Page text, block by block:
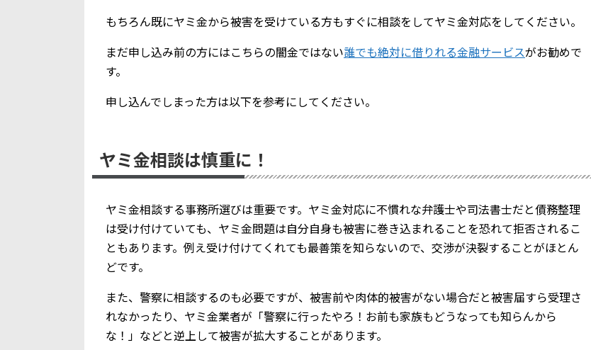
もちろん既にヤミ金から被害を受けている方もすぐに相談をしてヤミ金対応をしてください。
まだ申し込み前の方にはこちらの闇金ではない誰でも絶対に借りれる金融サービスがお勧めで
す。
申し込んでしまった方は以下を参考にしてください。
ヤミ金相談は慎重に！
ヤミ金相談する事務所選びは重要です。ヤミ金対応に不慣れな弁護士や司法書士だと債務整理
は受け付けていても、ヤミ金問題は自分自身も被害に巻き込まれることを恐れて拒否されるこ
ともあります。例え受け付けてくれても最善策を知らないので、交渉が決裂することがほとん
どです。
また、警察に相談するのも必要ですが、被害前や肉体的被害がない場合だと被害届すら受理さ
れなかったり、ヤミ金業者が「警察に行ったやろ！お前も家族もどうなっても知らんから
な！」などと逆上して被害が拡大することがあります。